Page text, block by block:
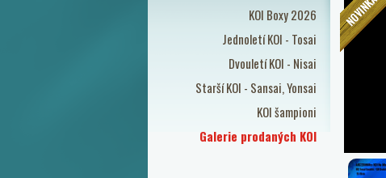
KOI Boxy 2026
Jednoletí KOI - Tosai
Dvouletí KOI - Nisai
Starší KOI - Sansai, Yonsai
KOI šampioni
Galerie prodaných KOI